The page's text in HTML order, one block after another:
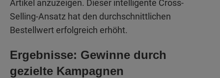
Artikel anzuzeigen. Dieser intelligente Cross-
Selling-Ansatz hat den durchschnittlichen
Bestellwert erfolgreich erhöht.
Ergebnisse: Gewinne durch
gezielte Kampagnen